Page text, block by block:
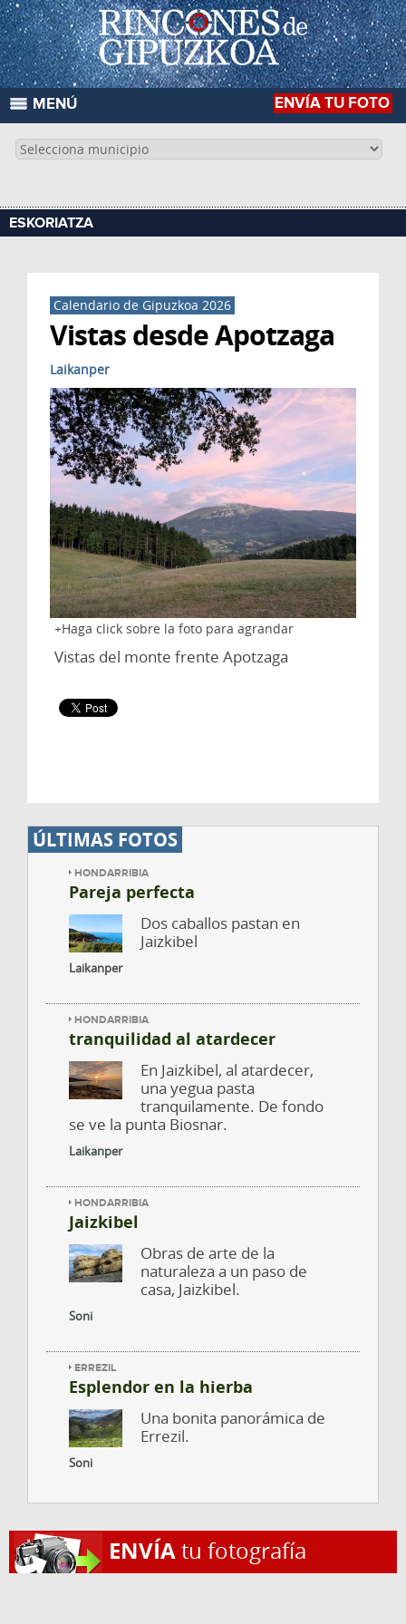
ENVÍA TU FOTO
MENÚ
ESKORIATZA
Calendario de Gipuzkoa 2026
Vistas desde Apotzaga
Haga click sobre la foto para agrandar
Laikanper
Vistas del monte frente Apotzaga
ÚLTIMAS FOTOS
HONDARRIBIA
Pareja perfecta
Dos caballos pastan en
Jaizkibel
Laikanper
HONDARRIBIA
tranquilidad al atardecer
En Jaizkibel, al atardecer,
una yegua pasta
tranquilamente. De fondo
se ve la punta Biosnar.
Laikanper
HONDARRIBIA
Jaizkibel
Obras de arte de la
naturaleza a un paso de
casa, Jaizkibel.
Soni
ERREZIL
Esplendor en la hierba
Una bonita panorámica de
Errezil.
Soni
ENVÍAtu fotografía